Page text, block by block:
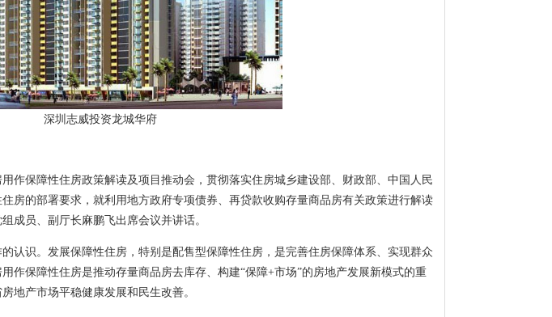
深圳志威投资龙城华府
作保障性住房政策解读及项目推动会，贯彻落实住房城乡建设部、财政部、中国人民
房的部署要求，就利用地方政府专项债券、再贷款收购存量商品房有关政策进行解读
成员、副厅长麻鹏飞出席会议并讲话。
认识。发展保障性住房，特别是配售型保障性住房，是完善住房保障体系、实现群众
作保障性住房是推动存量商品房去库存、构建“保障+市场”的房地产发展新模式的重
地产市场平稳健康发展和民生改善。